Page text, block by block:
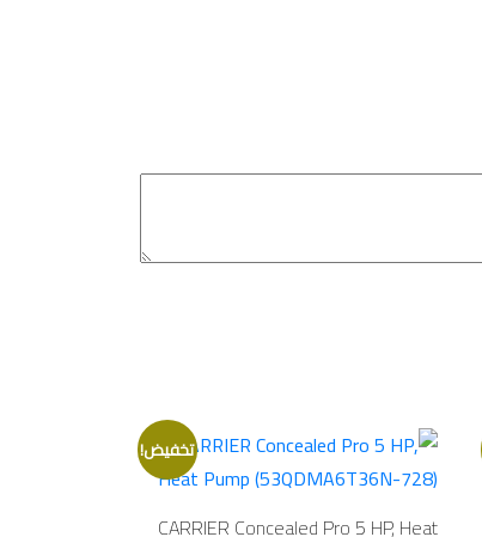
تخفيض!
CARRIER Concealed Pro 5 HP, Heat